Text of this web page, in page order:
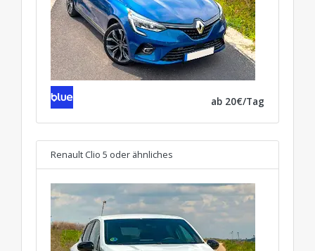
ab 20€/Tag
Renault Clio 5 oder ähnliches